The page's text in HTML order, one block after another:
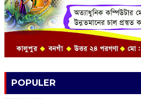
POPULER